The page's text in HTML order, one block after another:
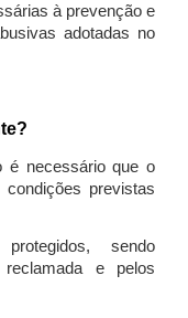
à prevenção e
adotadas no
é necessário que o
previstas
sendo
e pelos